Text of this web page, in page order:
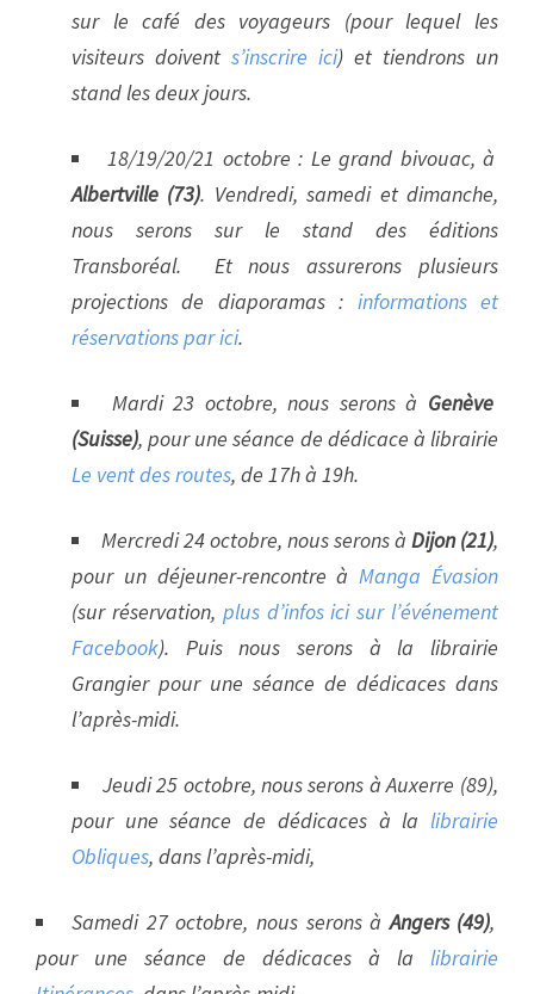
sur le café des voyageurs (pour lequel les
visiteurs doivent s’inscrire ici) et tiendrons un
stand les deux jours.
18/19/20/21 octobre : Le grand bivouac, à
Albertville (73). Vendredi, samedi et dimanche,
nous serons sur le stand des éditions
Transboréal. Et nous assurerons plusieurs
projections de diaporamas : informations et
réservations par ici.
Mardi 23 octobre, nous serons à Genève
(Suisse), pour une séance de dédicace à librairie
Le vent des routes, de 17h à 19h.
Mercredi 24 octobre, nous serons à Dijon (21),
pour un déjeuner-rencontre àManga Évasion
(sur réservation, plus d’infos ici sur l’événement
Facebook). Puis nous serons à la librairie
Grangier pour une séance de dédicaces dans
l’après-midi.
Jeudi 25 octobre, nous serons à Auxerre (89),
pour une séance de dédicaces à la librairie
Obliques, dans l’après-midi,
Samedi 27 octobre, nous serons àAngers (49),
pour une séance de dédicaces à la librairie